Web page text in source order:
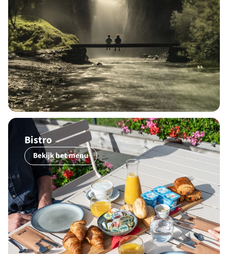
Bistro
Bekijk het menu